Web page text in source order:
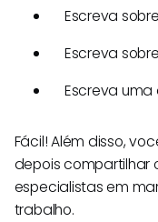
Escreva
Escreva
Escreva uma
Fácil! Além disso,
depois compartilhar
especialistas em
trabalho.